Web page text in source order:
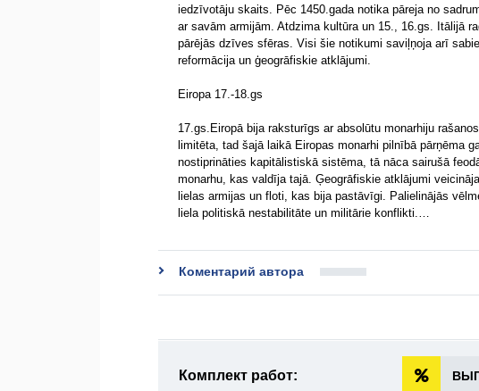
iedzīvotāju skaits. Pēc 1450.gada notika pāreja no
ar savām armijām. Atdzima kultūra un 15., 16.gs. Itālijā
pārējās dzīves sfēras. Visi šie notikumi saviļņoja arī
reformācija un ģeogrāfiskie atklājumi.
Eiropa 17.-18.gs
17.gs.Eiropā bija raksturīgs ar absolūtu monarhiju
limitēta, tad šajā laikā Eiropas monarhi pilnībā pārņēma
nostiprināties kapitālistiskā sistēma, tā nāca sairušā
monarhu, kas valdīja tajā. Ģeogrāfiskie atklājumi
lielas armijas un floti, kas bija pastāvīgi. Palielinājās
liela politiskā nestabilitāte un militārie konflikti.…
Коментарий автора
Комплект работ: